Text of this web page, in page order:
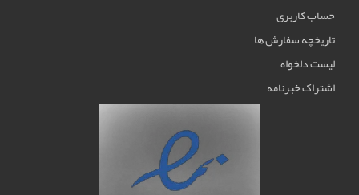
حساب کاربری
تاریخچه سفارش ها
لیست دلخواه
اشتراک خبرنامه